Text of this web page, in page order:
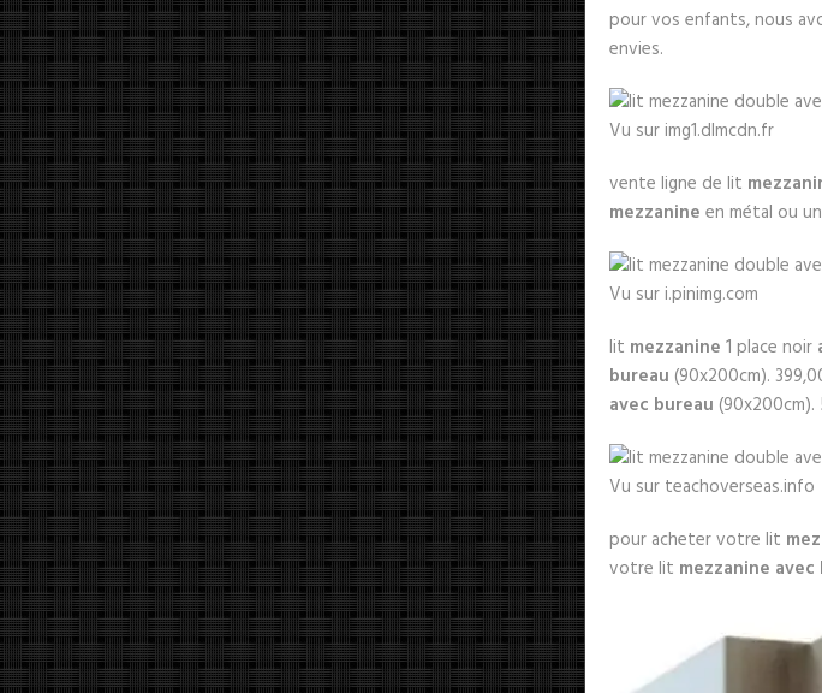
pour vos enfants, nous
envies.
Vu sur img1.dlmcdn.fr
vente ligne de lit
mezzanine en métal ou
Vu sur i.pinimg.com
lit mezzanine 1 place noir
bureau (90x200cm).
avec bureau
Vu sur teachoverseas.info
pour acheter votre lit
votre lit mezzanine avec